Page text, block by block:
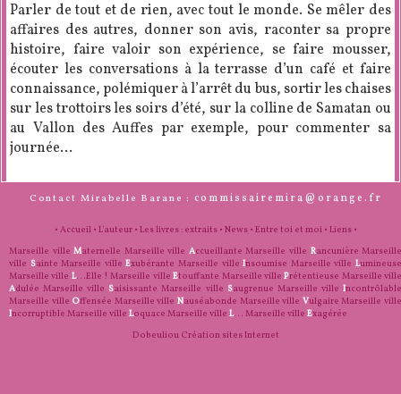
Parler de tout et de rien, avec tout le monde. Se mêler des
affaires des autres, donner son avis, raconter sa propre
histoire, faire valoir son expérience, se faire mousser,
écouter les conversations à la terrasse d’un café et faire
connaissance, polémiquer à l’arrêt du bus, sortir les chaises
sur les trottoirs les soirs d’été, sur la colline de Samatan ou
au Vallon des Auffes par exemple, pour commenter sa
journée…
Contact Mirabelle Barane : commissairemira@orange.fr
• Accueil• L'auteur• Les livres : extraits• News• Entre toi et moi• Liens•
Marseille villeMaternelle Marseille ville Accueillante Marseille ville Rancunière
ville Sainte Marseille villeExubérante Marseille villeInsoumise Marseille villeL
Marseille ville L...Elle ! Marseille villeEtouffante Marseille villePrétentieuse Marseille
Adulée Marseille ville Saisissante Marseille ville Saugrenue Marseille villeI
Marseille ville Offensée Marseille villeNauséabonde Marseille ville Vulgaire Marseille
Incorruptible Marseille ville Loquace Marseille ville L... Marseille ville Exagérée
Dobeuliou Création sites Internet